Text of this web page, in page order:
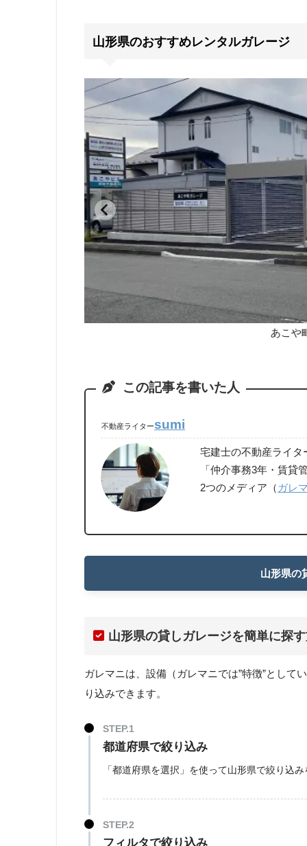
山形県のおすすめレンタルガレージ
あこや
この記事を書いた人
不動産ライターsumi
宅建士の不動産ライタ
「仲介事務3年・賃貸
2つのメディア（ ガレ
山形県の
山形県の貸しガレージを簡単に探
ガレマニは、設備（ガレマニでは”特徴”とし
り込みできます。
都道府県で絞り込み
「都道府県を選択」を使って山形県で絞り込
フィルタで絞り込み